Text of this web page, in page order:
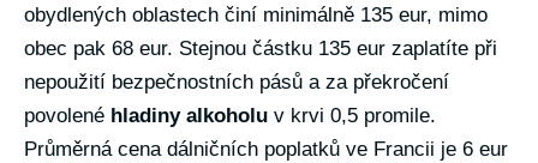
obydlených oblastech činí minimálně 135 eur, mimo
obec pak 68 eur. Stejnou částku 135 eur zaplatíte při
nepoužití bezpečnostních pásů a za překročení
povolené hladiny alkoholu v krvi 0,5 promile.
Průměrná cena dálničních poplatků ve Francii je 6 eur